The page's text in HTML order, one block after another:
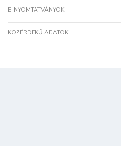
E-NYOMTATVÁNYOK
KÖZÉRDEKŰ ADATOK